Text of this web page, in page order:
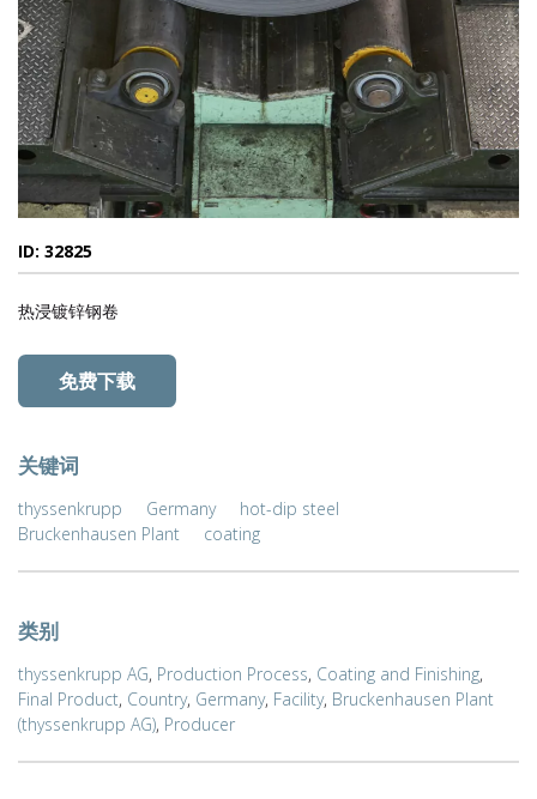
ID: 32825
热浸镀锌钢卷
免费下载
关键词
thyssenkrupp Germany
hot-dip steel
Bruckenhausen Plant
coating
类别
thyssenkrupp AG, Production Process, Coating and Finishing,
Final Product, Country, Germany, Facility, Bruckenhausen Plant
(thyssenkrupp AG), Producer